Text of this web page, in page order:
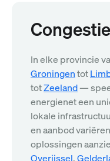
In elke provincie
Groningentot
totZeeland—
energienet een
lokale
en aanbod
oplossingen
Overijssel,